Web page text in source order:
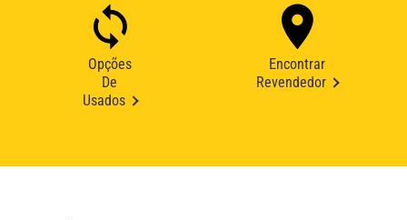
Opções
De
Usados
Encontrar
Revendedor